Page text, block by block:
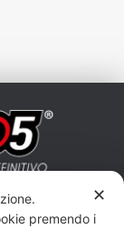
✕
premendo i